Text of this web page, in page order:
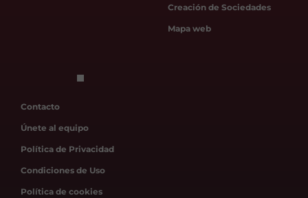
Creación de Sociedades
Mapa web
Contacto
Únete al equipo
Política de Privacidad
Condiciones de Uso
Política de cookies